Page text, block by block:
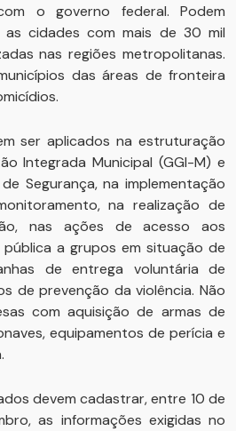
o governo federal. Podem
cidades com mais de 30 mil
nas regiões metropolitanas.
das áreas de fronteira
ser aplicados na estruturação
Integrada Municipal (GGI-M) e
Segurança, na implementação
na realização de
nas ações de acesso aos
a grupos em situação de
de entrega voluntária de
de prevenção da violência. Não
com aquisição de armas de
equipamentos de perícia e
devem cadastrar, entre 10 de
as informações exigidas no